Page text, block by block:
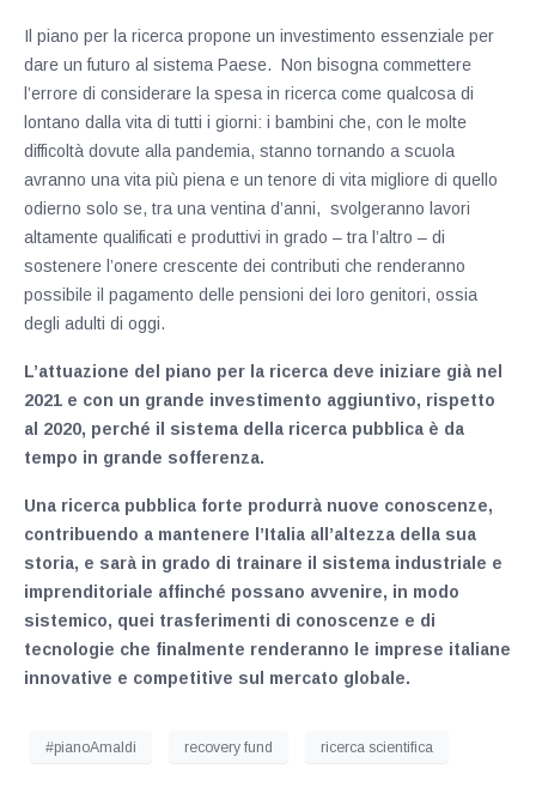
Il piano per la ricerca propone un investimento essenziale per
dare un futuro al sistema Paese. Non bisogna commettere
l’errore di considerare la spesa in ricerca come qualcosa di
lontano dalla vita di tutti i giorni: i bambini che, con le molte
difficoltà dovute alla pandemia, stanno tornando a scuola
avranno una vita più piena e un tenore di vita migliore di quello
odierno solo se, tra una ventina d’anni, svolgeranno lavori
altamente qualificati e produttivi in grado – tra l’altro – di
sostenere l’onere crescente dei contributi che renderanno
possibile il pagamento delle pensioni dei loro genitori, ossia
degli adulti di oggi.
L’attuazione del piano per la ricerca deve iniziare già nel
2021 e con un grande investimento aggiuntivo, rispetto
al 2020, perché il sistema della ricerca pubblica è da
tempo in grande sofferenza.
Una ricerca pubblica forte produrrà nuove conoscenze,
contribuendo a mantenere l’Italia all’altezza della sua
storia, e sarà in grado di trainare il sistema industriale e
imprenditoriale affinché possano avvenire, in modo
sistemico, quei trasferimenti di conoscenze e di
tecnologie che finalmente renderanno le imprese italiane
innovative e competitive sul mercato globale.
#pianoAmaldi recovery fund ricerca scientifica